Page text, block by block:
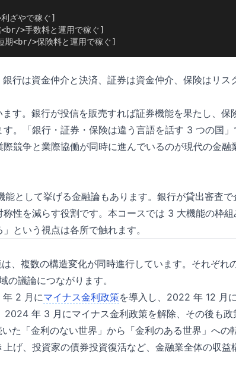
ざやで稼ぐ]
>手数料と運用で稼ぐ]
<br/>保険料と運用で稼ぐ]
行は資金仲介と決済、証券は資金仲介、保険はリス
す。銀行が投信を販売すれば証券機能を果たし、保
。「銀行・証券・保険は違う言語を話す 3 つの国」
競争と業際協働が同時に進んでいるのが現代の金融
として挙げる金融論もあります。銀行が貸出審査で
性を減らす役割です。本コースでは 3 大機能の枠組
という視点は各所で触れます。
、複数の構造変化が同時進行しています。それぞれ
議論につながります。
年 2 月にマイナス金利政策を導入し、2022 年 12 月
年 3 月にマイナス金利政策を解除、その後も政
た「金利のない世界」から「金利のある世界」への
上げ、投資家の債券投資復活など、金融業全体の収益